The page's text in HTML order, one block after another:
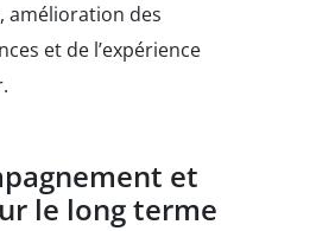
amélioration des
et de l’expérience
et
le long terme